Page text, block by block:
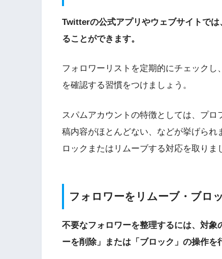
Twitterの公式アプリやウェブサイトで
ることができます。
フォロワーリストを定期的にチェック
を確認する習慣をつけましょう。
スパムアカウントの特徴としては、プ
稿内容がほとんどない、などが挙げら
ロックまたはリムーブする対応を取りま
フォロワーをリムーブ・ブロ
不要なフォロワーを整理するには、対
ーを削除」または「ブロック」の操作を